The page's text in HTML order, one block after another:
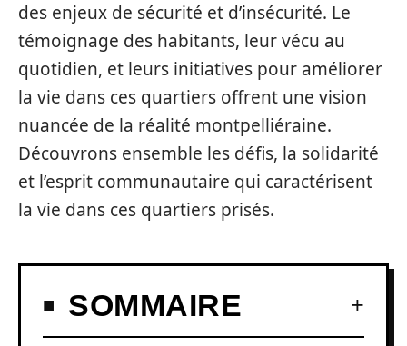
des enjeux de sécurité et d’insécurité. Le
témoignage des habitants, leur vécu au
quotidien, et leurs initiatives pour améliorer
la vie dans ces quartiers offrent une vision
nuancée de la réalité montpelliéraine.
Découvrons ensemble les défis, la solidarité
et l’esprit communautaire qui caractérisent
la vie dans ces quartiers prisés.
SOMMAIRE